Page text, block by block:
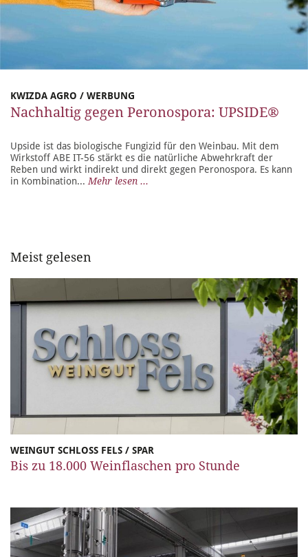
KWIZDA AGRO / WERBUNG
Nachhaltig gegen Peronospora: UPSIDE®
Upside ist das biologische Fungizid für den Weinbau. Mit dem
Wirkstoff ABE IT-56 stärkt es die natürliche Abwehrkraft der
Reben und wirkt indirekt und direkt gegen Peronospora. Es kann
in Kombination... Mehr lesen ...
Meist gelesen
WEINGUT SCHLOSS FELS / SPAR
Bis zu 18.000 Weinflaschen pro Stunde